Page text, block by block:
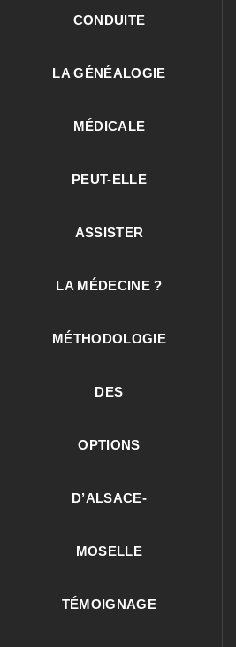
CONDUITE
LA GÉNÉALOGIE
MÉDICALE
PEUT-ELLE
ASSISTER
LA MÉDECINE ?
MÉTHODOLOGIE
DES
OPTIONS
D’ALSACE-
MOSELLE
TÉMOIGNAGE